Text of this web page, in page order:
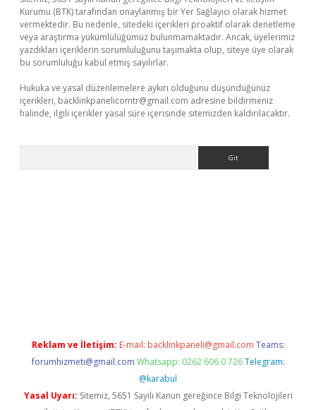
Kurumu (BTK) tarafından onaylanmış bir Yer Sağlayıcı olarak hizmet
vermektedir. Bu nedenle, sitedeki içerikleri proaktif olarak denetleme
veya araştırma yükümlülüğümüz bulunmamaktadır. Ancak, üyelerimiz
yazdıkları içeriklerin sorumluluğunu taşımakta olup, siteye üye olarak
bu sorumluluğu kabul etmiş sayılırlar.
Hukuka ve yasal düzenlemelere aykırı olduğunu düşündüğünüz
içerikleri, backlinkpanelicomtr@gmail.com adresine bildirmeniz
halinde, ilgili içerikler yasal süre içerisinde sitemizden kaldırılacaktır.
Reklam ve İletişim: E-mail: backlinkpaneli@gmail.com Teams:
forumhizmeti@gmail.com Whatsapp: 0262 606 0 726 Telegram:
@karabul
Yasal Uyarı: Sitemiz, 5651 Sayılı Kanun gereğince Bilgi Teknolojileri